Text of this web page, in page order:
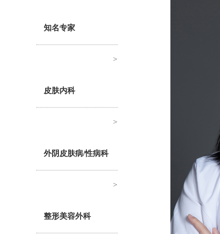
知名专家
>
皮肤内科
>
外阴皮肤病/性病科
>
整形美容外科